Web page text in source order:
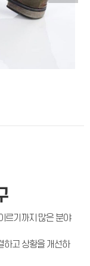
르기까지 많은 분야
하고 상황을 개선하